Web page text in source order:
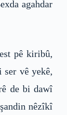
agahdar
pê kiribû,
vê yekê,
de bi dawî
nêzîkî